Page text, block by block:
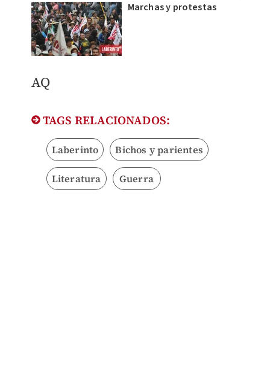
Marchas y protestas
AQ
TAGS RELACIONADOS:
Laberinto Bichos y parientes
Literatura Guerra